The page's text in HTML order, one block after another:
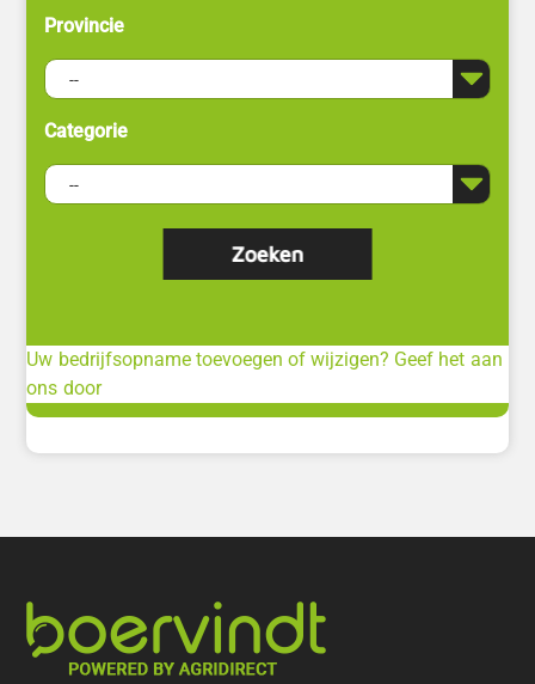
Provincie
Categorie
Uw bedrijfsopname toevoegen of wijzigen? Geef het aan
ons door